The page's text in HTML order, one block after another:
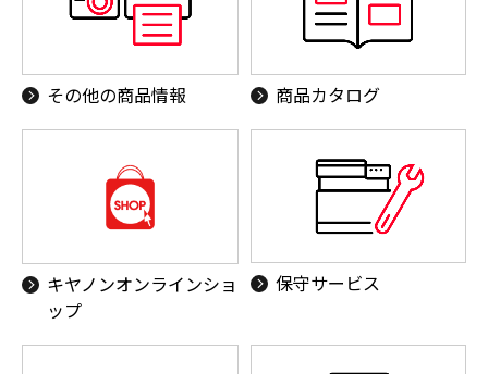
その他の商品情報 商品カタログ
キヤノンオンラインショ
ップ
保守サービス